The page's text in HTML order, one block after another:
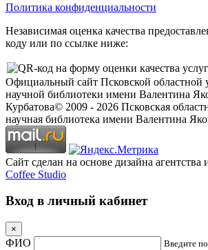
Политика конфиденциальности
Независимая оценка качества
коду или по ссылке ниже:
Официальный сайт Псковской областной
научной библиотеки имени Валентина
Курбатова© 2009 - 2026 Псковская
научная библиотека имени Валентина
Сайт сделан на основе дизайна агентства
Coffee Studio
Вход в личный кабинет
×
ФИО
Введите